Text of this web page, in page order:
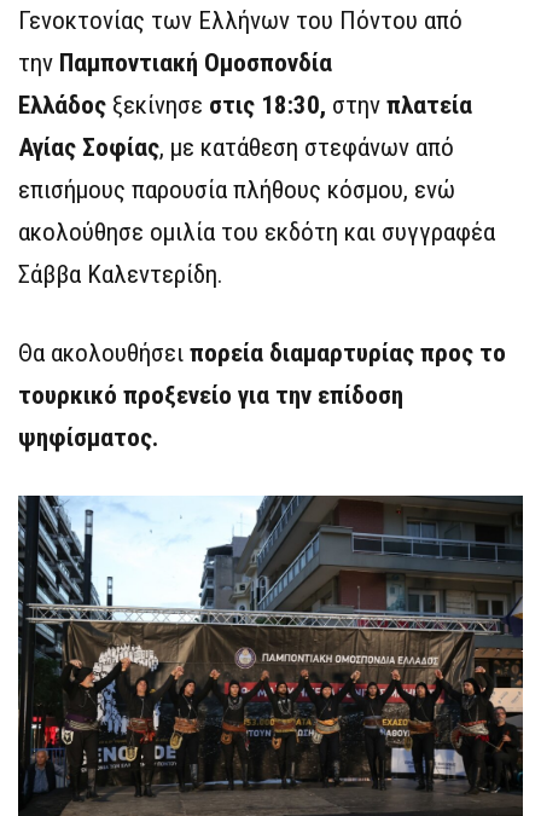
Γενοκτονίας των Ελλήνων του Πόντου από
την Παμποντιακή Ομοσπονδία
Ελλάδος ξεκίνησε στις 18:30, στην πλατεία
Αγίας Σοφίας, με κατάθεση στεφάνων από
επισήμους παρουσία πλήθους κόσμου, ενώ
ακολούθησε ομιλία του εκδότη και συγγραφέα
Σάββα Καλεντερίδη.
Θα ακολουθήσει πορεία διαμαρτυρίας προς το
τουρκικό προξενείο για την επίδοση
ψηφίσματος.